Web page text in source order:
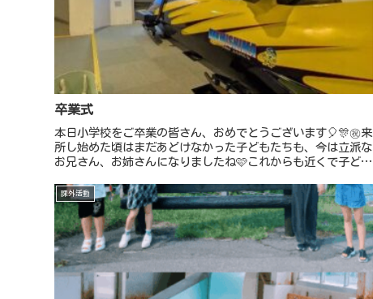
卒業式
本日小学校をご卒業の皆さん、おめでとうございます🎈🎊㊗️来
所し始めた頃はまだあどけなかった子どもたちも、今は立派な
お兄さん、お姉さんになりましたね🩷これからも近くで子ども
してリフレッシュ...
課外活動